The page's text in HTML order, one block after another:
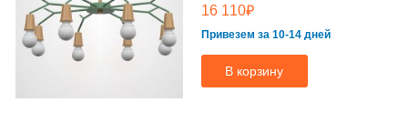
16 110₽
Привезем за 10-14 дней
В корзину